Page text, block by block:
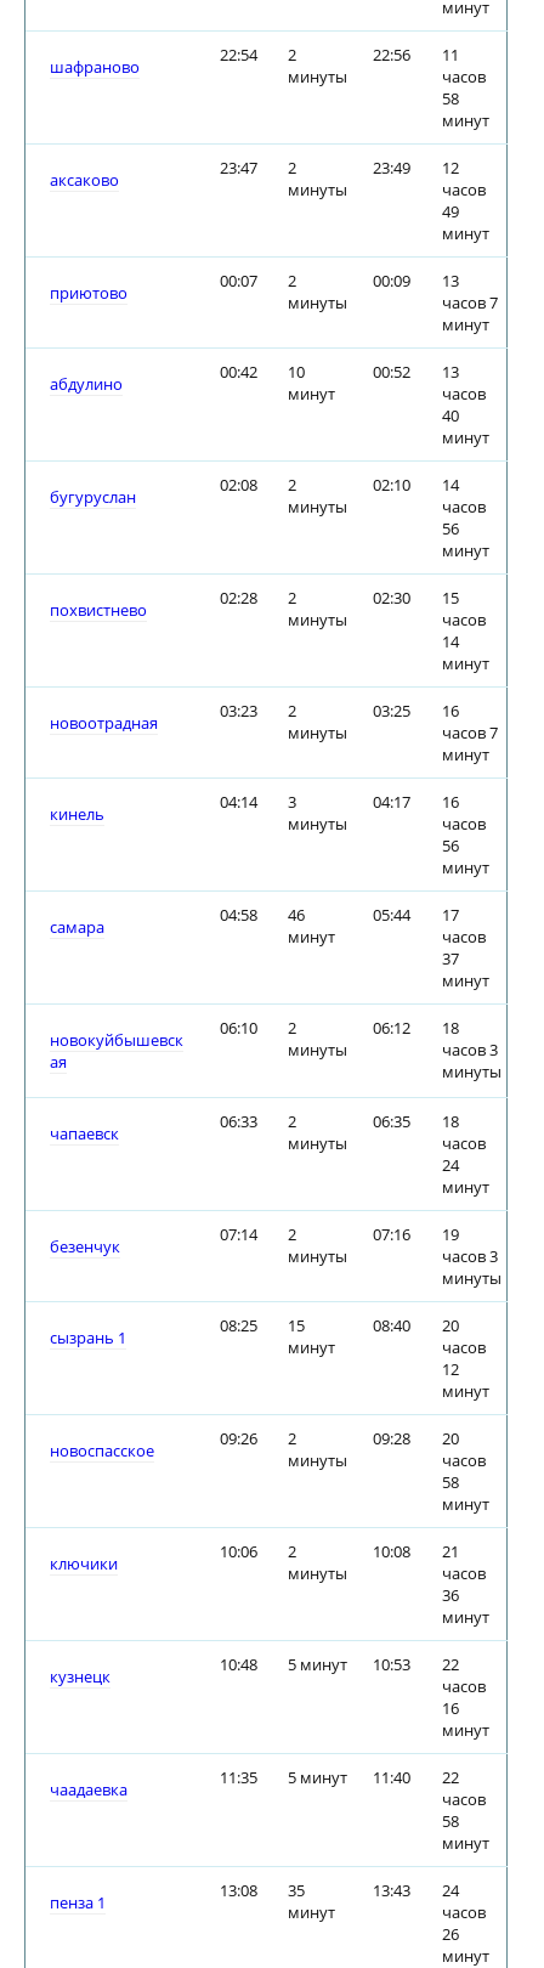
минут
шафраново
22:54
2
минуты
22:56
11
часов
58
минут
аксаково
23:47
2
минуты
23:49
12
часов
49
минут
приютово
00:07
2
минуты
00:09
13
часов 7
минут
абдулино
00:42
10
минут
00:52
13
часов
40
минут
бугуруслан
02:08
2
минуты
02:10
14
часов
56
минут
похвистнево
02:28
2
минуты
02:30
15
часов
14
минут
новоотрадная
03:23
2
минуты
03:25
16
часов 7
минут
кинель
04:14
3
минуты
04:17
16
часов
56
минут
самара
04:58
46
минут
05:44
17
часов
37
минут
новокуйбышевск
ая
06:10
2
минуты
06:12
18
часов 3
минуты
чапаевск
06:33
2
минуты
06:35
18
часов
24
минут
безенчук
07:14
2
минуты
07:16
19
часов 3
минуты
сызрань 1
08:25
15
минут
08:40
20
часов
12
минут
новоспасское
09:26
2
минуты
09:28
20
часов
58
минут
ключики
10:06
2
минуты
10:08
21
часов
36
минут
кузнецк
10:48 5 минут 10:53
22
часов
16
минут
чаадаевка
11:35 5 минут 11:40
22
часов
58
минут
пенза 1
13:08
35
минут
13:43
24
часов
26
минут